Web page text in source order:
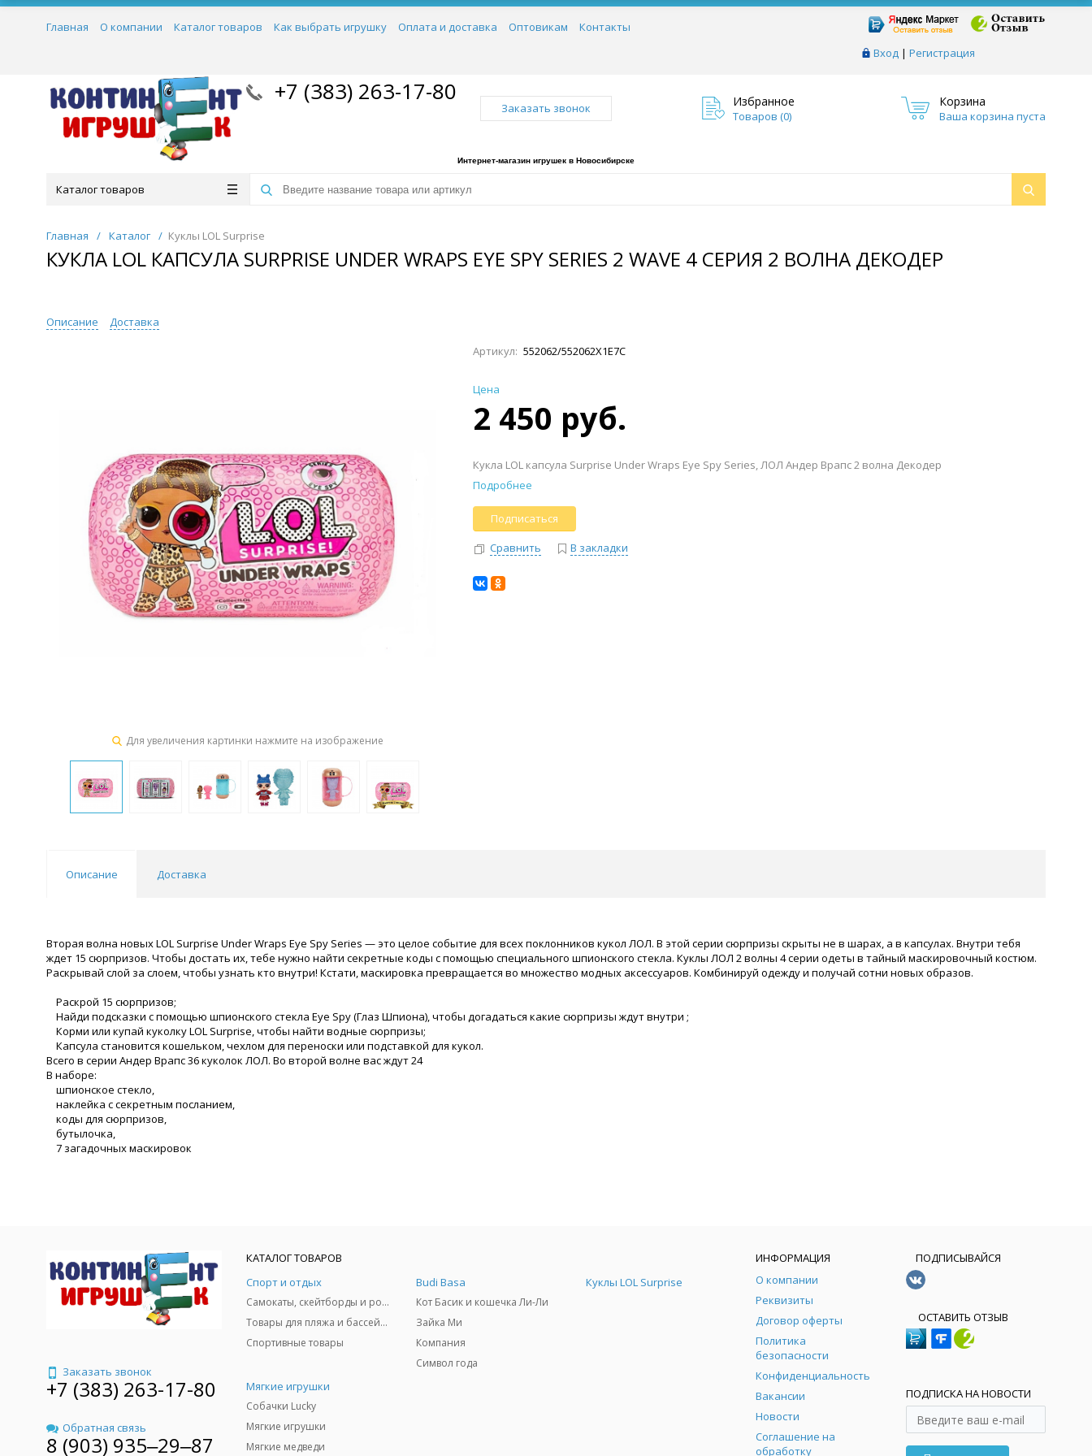
Вход | Регистрация
Главная О компании Каталог товаров Как выбрать игрушку Оплата и доставка Оптовикам Контакты
+7 (383) 263-17-80
Заказать звонок Избранное
Товаров (0)
Корзина
Ваша корзина пуста
Интернет-магазин игрушек в Новосибирске
Каталог товаров
Главная / Каталог / Куклы LOL Surprise
КУКЛА LOL КАПСУЛА SURPRISE UNDER WRAPS EYE SPY SERIES 2 WAVE 4 СЕРИЯ 2 ВОЛНА ДЕКОДЕР
Описание Доставка
Для увеличения картинки нажмите на изображение
Артикул: 552062/552062X1E7C
Цена
2 450 руб.
Кукла LOL капсула Surprise Under Wraps Eye Spy Series, ЛОЛ Андер Врапс 2 волна Декодер
Подробнее
Подписаться
Сравнить
В закладки
Описание Доставка
Вторая волна новых LOL Surprise Under Wraps Eye Spy Series — это целое событие для всех поклонников кукол ЛОЛ. В этой серии сюрпризы скрыты не в шарах, а в капсулах. Внутри тебя
ждет 15 сюрпризов. Чтобы достать их, тебе нужно найти секретные коды с помощью специального шпионского стекла. Куклы ЛОЛ 2 волны 4 серии одеты в тайный маскировочный костюм.
Раскрывай слой за слоем, чтобы узнать кто внутри! Кстати, маскировка превращается во множество модных аксессуаров. Комбинируй одежду и получай сотни новых образов.
Раскрой 15 сюрпризов;
Найди подсказки с помощью шпионского стекла Eye Spy (Глаз Шпиона), чтобы догадаться какие сюрпризы ждут внутри ;
Корми или купай куколку LOL Surprise, чтобы найти водные сюрпризы;
Капсула становится кошельком, чехлом для переноски или подставкой для кукол.
Всего в серии Андер Врапс 36 куколок ЛОЛ. Во второй волне вас ждут 24
В наборе:
шпионское стекло,
наклейка с секретным посланием,
коды для сюрпризов,
бутылочка,
7 загадочных маскировок
Заказать звонок
+7 (383) 263-17-80
Обратная связь
8 (903) 935‒29‒87
КАТАЛОГ ТОВАРОВ
Спорт и отдых
Самокаты, скейтборды и ролики
Товары для пляжа и бассейны
Спортивные товары
Budi Basa
Кот Басик и кошечка Ли-Ли
Зайка Ми
Компания
Символ года
Куклы LOL Surprise
Мягкие игрушки
Собачки Lucky
Мягкие игрушки
Мягкие медведи
ИНФОРМАЦИЯ
О компании
Реквизиты
Договор оферты
Политика
безопасности
Конфиденциальность
Вакансии
Новости
Соглашение на
обработку
ПОДПИСЫВАЙСЯ
ОСТАВИТЬ ОТЗЫВ
ПОДПИСКА НА НОВОСТИ